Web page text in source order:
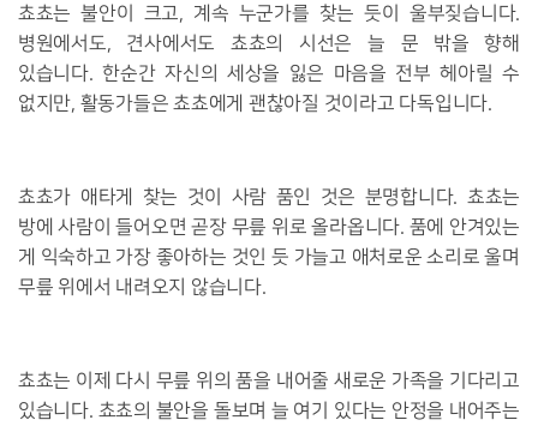
쵸쵸는 불안이 크고, 계속 누군가를 찾는 듯이 울부짖습니다.
병원에서도, 견사에서도 쵸쵸의 시선은 늘 문 밖을 향해
있습니다. 한순간 자신의 세상을 잃은 마음을 전부 헤아릴 수
없지만, 활동가들은 쵸쵸에게 괜찮아질 것이라고 다독입니다.
쵸쵸가 애타게 찾는 것이 사람 품인 것은 분명합니다. 쵸쵸는
방에 사람이 들어오면 곧장 무릎 위로 올라옵니다. 품에 안겨있는
게 익숙하고 가장 좋아하는 것인 듯 가늘고 애처로운 소리로 울며
무릎 위에서 내려오지 않습니다.
쵸쵸는 이제 다시 무릎 위의 품을 내어줄 새로운 가족을 기다리고
있습니다. 쵸쵸의 불안을 돌보며 늘 여기 있다는 안정을 내어주는